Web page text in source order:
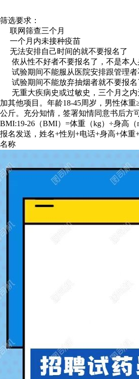
筛选要求：
联网筛查三个月
一个月内未接种疫苗
无法安排自己时间的就不要报名了
依从性不好者不要报名了，不是本人
试验期间不能服从医院安排跟管理者
试验期间不能放弃抽烟者就不要报名
无重大疾病史或过敏史，三个月之内
加其他项目。年龄18-45周岁，男性体
公斤。充分知情，签署知情同意书后方
BMI:19-26（BMI）=体重（kg）÷身高（
报名发送，姓名+性别+电话+身高+体重
名称